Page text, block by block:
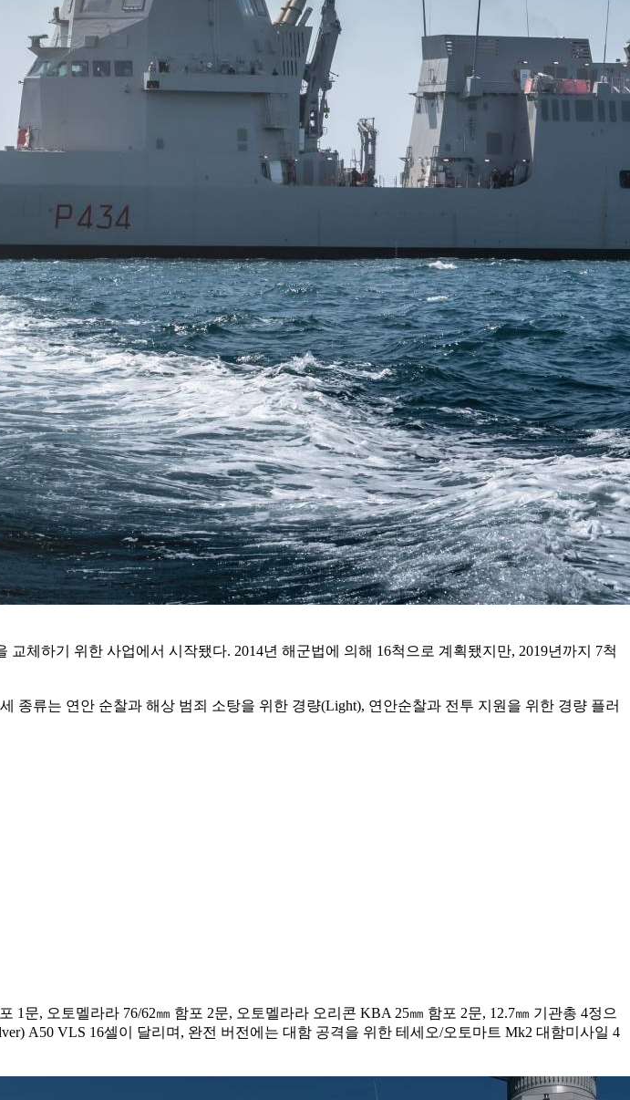
체하기 위한 사업에서 시작됐다. 2014년 해군법에 의해 16척으로 계획됐지만, 2019년까지 7척
종류는 연안 순찰과 해상 범죄 소탕을 위한 경량(Light), 연안순찰과 전투 지원을 위한 경량 플러
문, 오토멜라라 76/62㎜ 함포 2문, 오토멜라라 오리콘 KBA 25㎜ 함포 2문, 12.7㎜ 기관총 4정으
A50 VLS 16셀이 달리며, 완전 버전에는 대함 공격을 위한 테세오/오토마트 Mk2 대함미사일 4